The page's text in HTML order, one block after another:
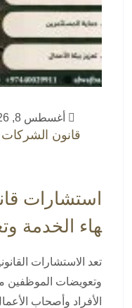
أغسطس 8, 2026
قانون
استشارات
هاء الخدمة
تعد الاستشارات
وتعويضات الموظفين
الأفراد وأصحاب